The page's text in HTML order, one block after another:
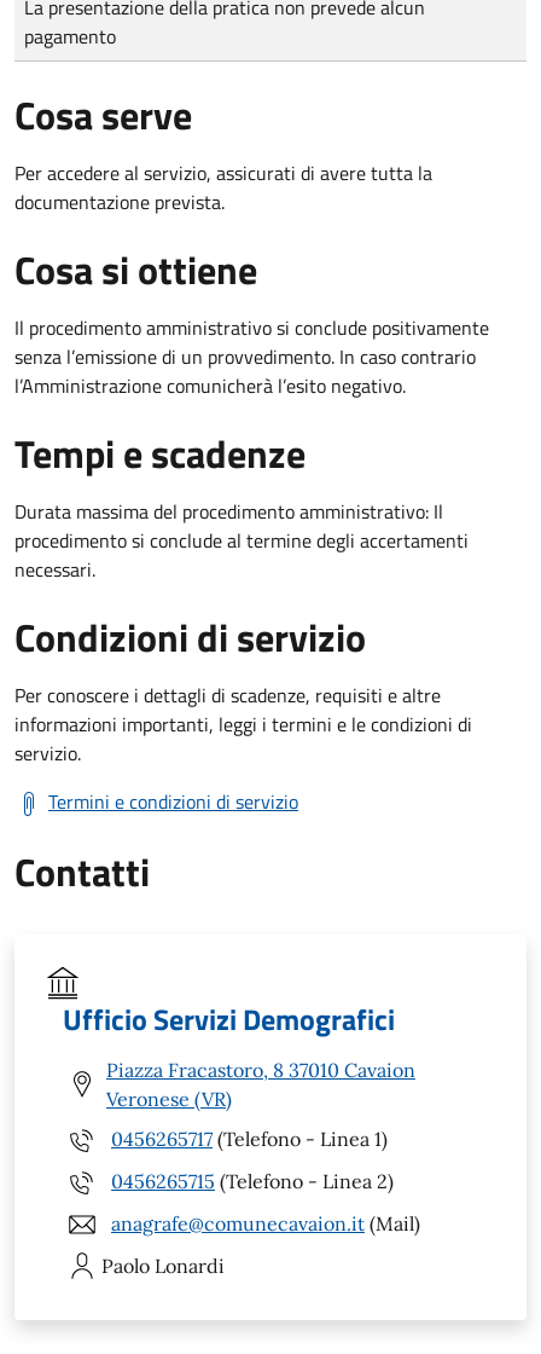
La presentazione della pratica non prevede alcun
pagamento
Cosa serve
Per accedere al servizio, assicurati di avere tutta la
documentazione prevista.
Cosa si ottiene
Il procedimento amministrativo si conclude positivamente
senza l’emissione di un provvedimento. In caso contrario
l’Amministrazione comunicherà l’esito negativo.
Tempi e scadenze
Durata massima del procedimento amministrativo: Il
procedimento si conclude al termine degli accertamenti
necessari.
Condizioni di servizio
Per conoscere i dettagli di scadenze, requisiti e altre
informazioni importanti, leggi i termini e le condizioni di
servizio.
Termini e condizioni di servizio
Contatti
Ufficio Servizi Demografici
Piazza Fracastoro, 8 37010 Cavaion
Veronese (VR)
0456265717 (Telefono - Linea 1)
0456265715 (Telefono - Linea 2)
anagrafe@comunecavaion.it (Mail)
Paolo Lonardi